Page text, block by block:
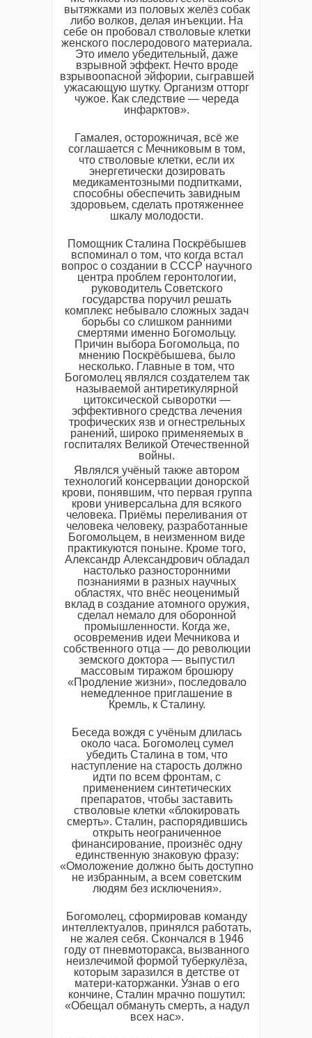
вытяжками из половых желёз собак
либо волков, делая инъекции. На
себе он пробовал стволовые клетки
женского послеродового материала.
Это имело убедительный, даже
взрывной эффект. Нечто вроде
взрывоопасной эйфории, сыгравшей
ужасающую шутку. Организм отторг
чужое. Как следствие — череда
инфарктов».
Гамалея, осторожничая, всё же
соглашается с Мечниковым в том,
что стволовые клетки, если их
энергетически дозировать
медикаментозными подпитками,
способны обеспечить завидным
здоровьем, сделать протяженнее
шкалу молодости.
Помощник Сталина Поскрёбышев
вспоминал о том, что когда встал
вопрос о создании в СССР научного
центра проблем геронтологии,
руководитель Советского
государства поручил решать
комплекс небывало сложных задач
борьбы со слишком ранними
смертями именно Богомольцу.
Причин выбора Богомольца, по
мнению Поскрёбышева, было
несколько. Главные в том, что
Богомолец являлся создателем так
называемой антиретикулярной
цитоксической сыворотки —
эффективного средства лечения
трофических язв и огнестрельных
ранений, широко применяемых в
госпиталях Великой Отечественной
войны.
Являлся учёный также автором
технологий консервации донорской
крови, понявшим, что первая группа
крови универсальна для всякого
человека. Приёмы переливания от
человека человеку, разработанные
Богомольцем, в неизменном виде
практикуются поныне. Кроме того,
Александр Александрович обладал
настолько разносторонними
познаниями в разных научных
областях, что внёс неоценимый
вклад в создание атомного оружия,
сделал немало для оборонной
промышленности. Когда же,
осовременив идеи Мечникова и
собственного отца — до революции
земского доктора — выпустил
массовым тиражом брошюру
«Продление жизни», последовало
немедленное приглашение в
Кремль, к Сталину.
Беседа вождя с учёным длилась
около часа. Богомолец сумел
убедить Сталина в том, что
наступление на старость должно
идти по всем фронтам, с
применением синтетических
препаратов, чтобы заставить
стволовые клетки «блокировать
смерть». Сталин, распорядившись
открыть неограниченное
финансирование, произнёс одну
единственную знаковую фразу:
«Омоложение должно быть доступно
не избранным, а всем советским
людям без исключения».
Богомолец, сформировав команду
интеллектуалов, принялся работать,
не жалея себя. Скончался в 1946
году от пневмоторакса, вызванного
неизлечимой формой туберкулёза,
которым заразился в детстве от
матери-каторжанки. Узнав о его
кончине, Сталин мрачно пошутил:
«Обещал обмануть смерть, а надул
всех нас».